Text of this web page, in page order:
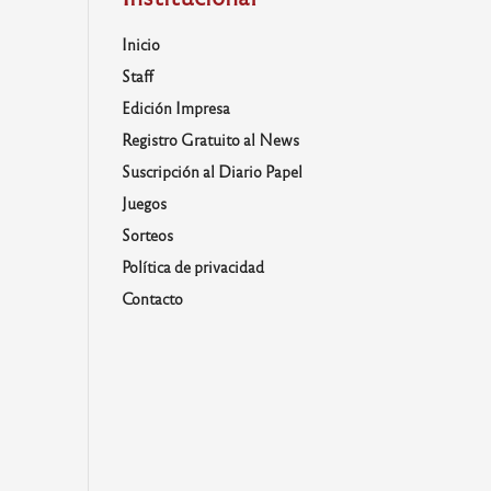
Inicio
Staff
Edición Impresa
Registro Gratuito al News
Suscripción al Diario Papel
Juegos
Sorteos
Política de privacidad
Contacto